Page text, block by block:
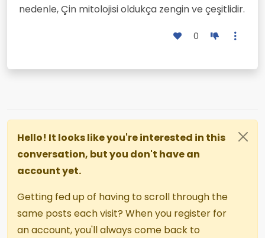
nedenle, Çin mitolojisi oldukça zengin ve çeşitlidir.
0
Hello! It looks like you're interested in this
conversation, but you don't have an
account yet.
Getting fed up of having to scroll through the
same posts each visit? When you register for
an account, you'll always come back to